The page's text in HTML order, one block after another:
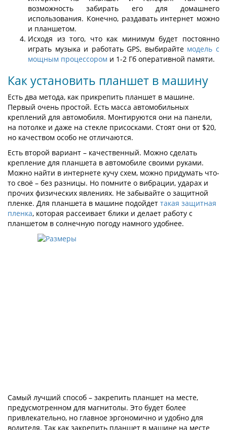
возможность забирать его для домашнего
использования. Конечно, раздавать интернет можно
и планшетом.
Исходя из того, что как минимум будет постоянно
играть музыка и работать GPS, выбирайте модель с
мощным процессором и 1-2 Гб оперативной памяти.
Как установить планшет в машину
Есть два метода, как прикрепить планшет в машине.
Первый очень простой. Есть масса автомобильных
креплений для автомобиля. Монтируются они на панели,
на потолке и даже на стекле присосками. Стоят они от $20,
но качеством особо не отличаются.
Есть второй вариант – качественный. Можно сделать
крепление для планшета в автомобиле своими руками.
Можно найти в интернете кучу схем, можно придумать что-
то своё – без разницы. Но помните о вибрации, ударах и
прочих физических явлениях. Не забывайте о защитной
пленке. Для планшета в машине подойдет такая защитная
пленка, которая рассеивает блики и делает работу с
планшетом в солнечную погоду намного удобнее.
Самый лучший способ – закрепить планшет на месте,
предусмотренном для магнитолы. Это будет более
привлекательно, но главное эргономично и удобно для
водителя. Так как закрепить планшет в машине на месте